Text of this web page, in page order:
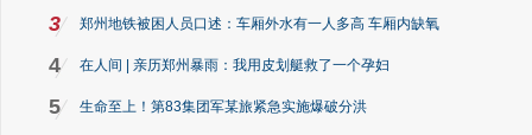
3 郑州地铁被困人员口述：车厢外水有一人多高 车厢内缺氧
4 在人间 | 亲历郑州暴雨：我用皮划艇救了一个孕妇
5 生命至上！第83集团军某旅紧急实施爆破分洪